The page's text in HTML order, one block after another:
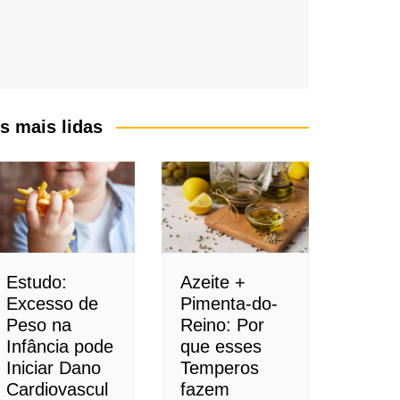
mais lidas
Estudo:
Excesso de
Peso na
Infância pode
Iniciar Dano
Cardiovascul
Azeite +
Pimenta-do-
Reino: Por
que esses
Temperos
fazem